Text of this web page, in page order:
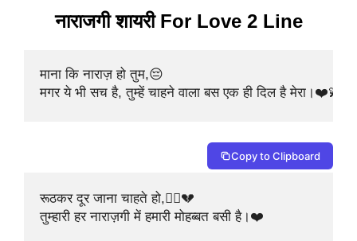
नाराजगी शायरी For Love 2 Line
माना कि नाराज़ हो तुम,😔
मगर ये भी सच है, तुम्हें चाहने वाला बस एक ही दिल है मेरा।❤️💫
Copy to Clipboard
रूठकर दूर जाना चाहते हो,🚶‍♂️💔
तुम्हारी हर नाराज़गी में हमारी मोहब्बत बसी है।❤️